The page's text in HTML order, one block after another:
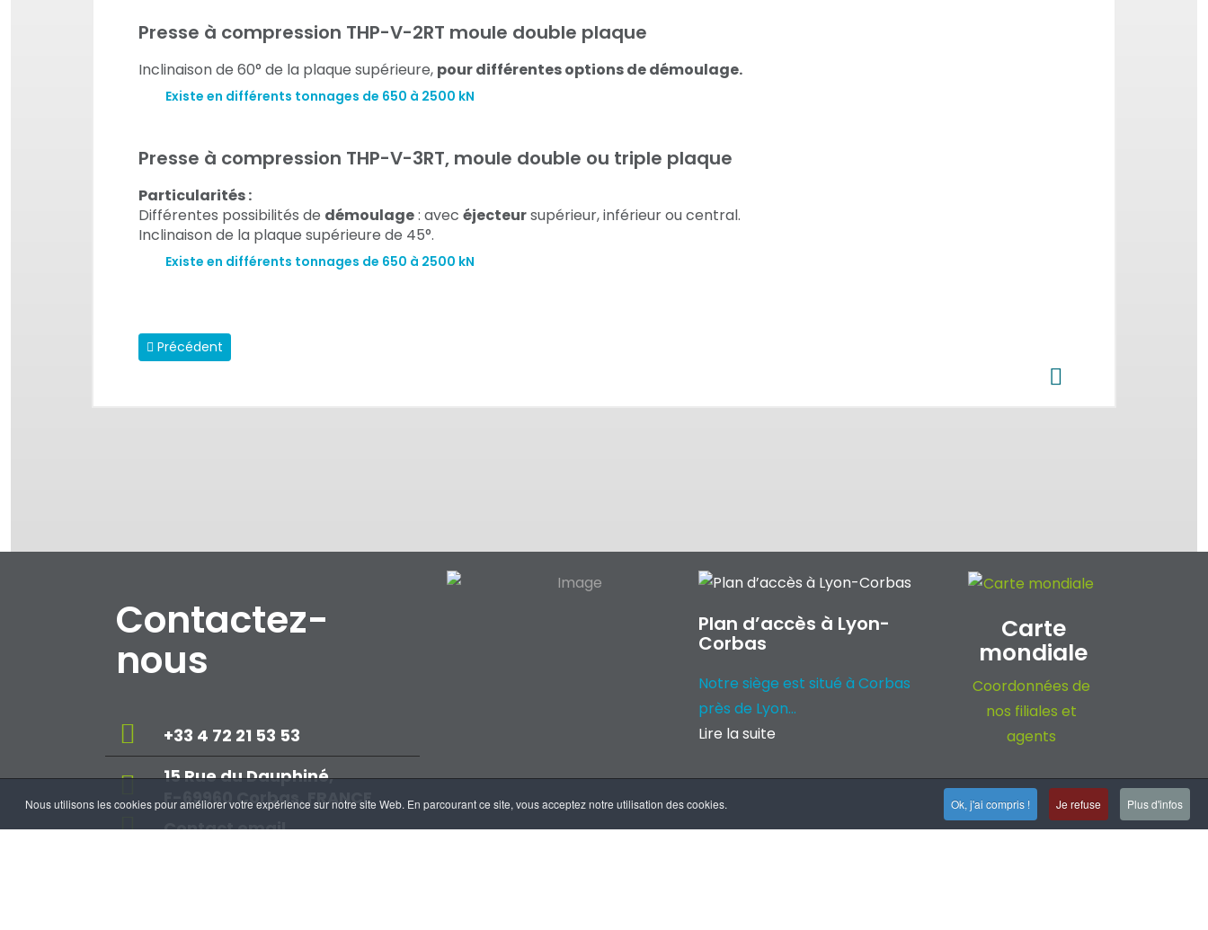
Nous utilisons les cookies pour améliorer votre expérience sur notre site Web. En parcourant ce site, vous acceptez notre utilisation des cookies. Ok, j'ai compris ! Je refuse Plus d'infos
Presse à compression THP-V-2RT moule double plaque
Inclinaison de 60° de la plaque supérieure, pour différentes options de démoulage.
Existe en différents tonnages de 650 à 2500 kN
Presse à compression THP-V-3RT, moule double ou triple plaque
Particularités :
Différentes possibilités de démoulage: avec éjecteursupérieur, inférieur ou central.
Inclinaison de la plaque supérieure de 45°.
Existe en différents tonnages de 650 à 2500 kN
Article précédent : Presses à compression sous vide Série TYC
Précédent
Contactez-
nous
+33 4 72 21 53 53
15 Rue du Dauphiné,
F-69960 Corbas, FRANCE
Contact email
Plan d’accès à Lyon-
Corbas
Notre siège est situé à Corbas
près de Lyon...
Lire la suite
Carte
mondiale
Coordonnées de
nos filiales et
agents